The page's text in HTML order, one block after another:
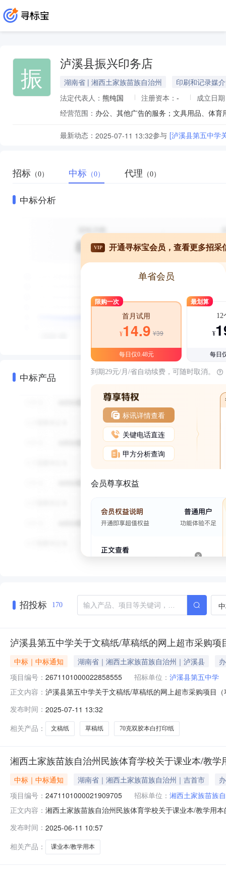
振 泸溪县振兴印务店
湖南省 | 湘西土家族苗族自治州
印刷和记录媒
法定代表人： 熊纯国 注册资本： -
成立日
经营范围： 办公、其他广告的服务；文具用品、体
最新动态： 2025-07-11 13:32参与 [泸溪县第五中学
招标 （0） 中标 （0） 代理 （0）
中标分析
中标产品
VIP 开通寻标宝会员，查看更多招采
单省会员
限购一次
首月试用
¥14.9 ¥39
每日仅0.48元
最划算
12
¥
每日
到期29元/月/省自动续费，可随时取消。
标讯详情查看
关键电话直连
甲方分析查询
会员尊享权益
招投标 170
泸溪县第五中学关于文稿纸/草稿纸的网上超市采购项
中标｜中标通知 湖南省｜湘西土家族苗族自治州｜泸溪县
项目编号： 2671101000022858555 招标单位： 泸溪县第五中学
正文内容： 泸溪县第五中学关于文稿纸/草稿纸的网上超市采购项目
湘西土家族苗族自治州泸溪县报价起止时间:-二、采购单
发布时间： 2025-07-11 13:32
相关产品：
文稿纸 草稿纸 70克双胶本白打印纸
湘西土家族苗族自治州民族体育学校关于课业本/教
中标｜中标通知 湖南省｜湘西土家族苗族自治州｜吉首市
项目编号： 2471101000021909705 招标单位： 湘西土家族苗族
正文内容： 湘西土家族苗族自治州民族体育学校关于课业本/教学用
行政区划编码:433199项目所在行政区划名称:湘西土家
发布时间： 2025-06-11 10:57
相关产品：
课业本/教学用本